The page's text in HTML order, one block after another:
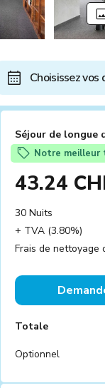
Choisissez vos
Séjour de longue
Notre meilleur
43.24
30 Nuits
+ TVA (3.80%)
Frais de nettoyage
Totale
Optionnel